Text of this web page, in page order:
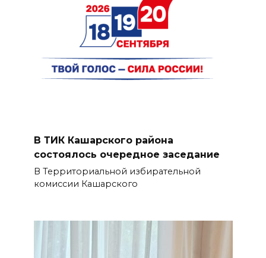
В ТИК Кашарского района
состоялось очередное заседание
В Территориальной избирательной
комиссии Кашарского